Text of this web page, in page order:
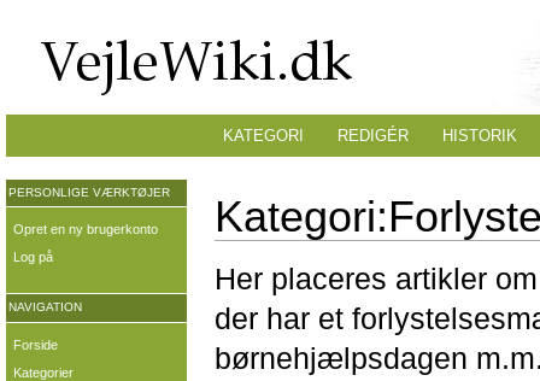
Her placeres artikler
der har et
børnehjælpsdagen
KATEGORI REDIGÉR HISTORIK
PERSONLIGE VÆRKTØJER
Opret en ny brugerkonto
Log på
NAVIGATION
Forside
Kategorier